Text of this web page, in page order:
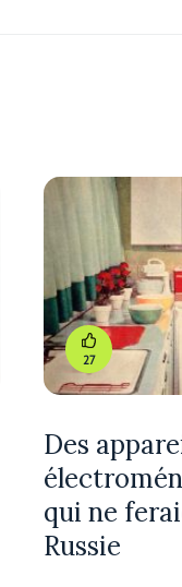
27
Des
qui ne
Russie